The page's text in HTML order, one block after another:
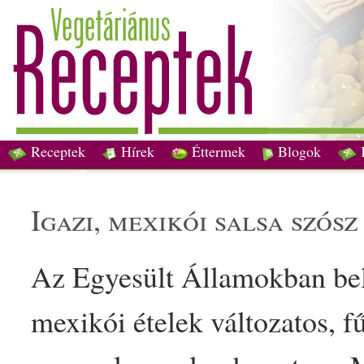
Receptek Hírek Éttermek Blogok
igazi, mexikói salsa szósz
Az EgyesültÁllamokban
mexikói ételek változatos,